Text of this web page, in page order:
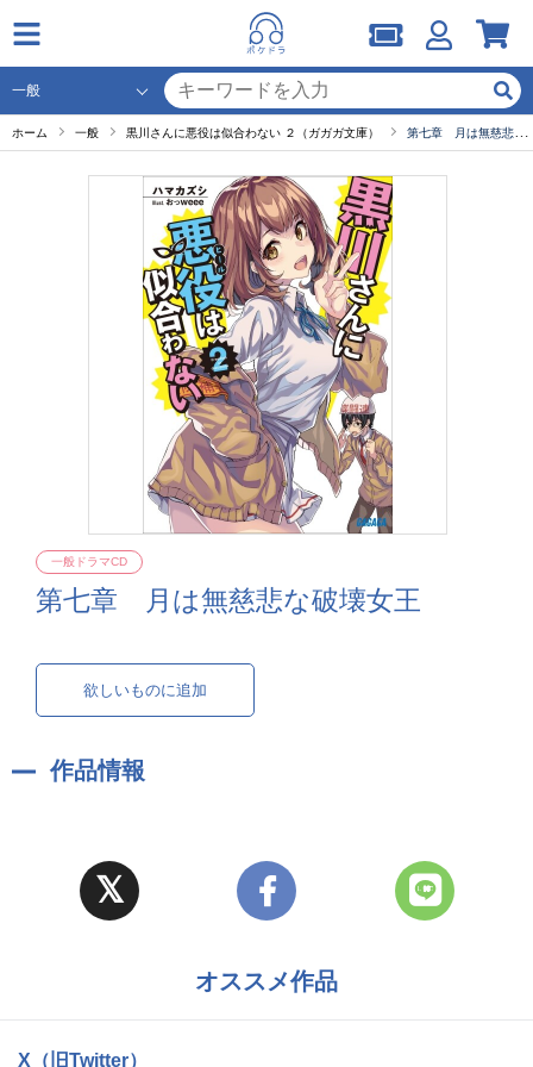
ホーム 一般 黒川さんに悪役は似合わない ２（ガガガ文庫） 第七章 月は無慈悲な破壊女王
第七章 月は無慈悲な破壊女王
一般ドラマCD
欲しいものに追加
作品情報
オススメ作品
X（旧Twitter）